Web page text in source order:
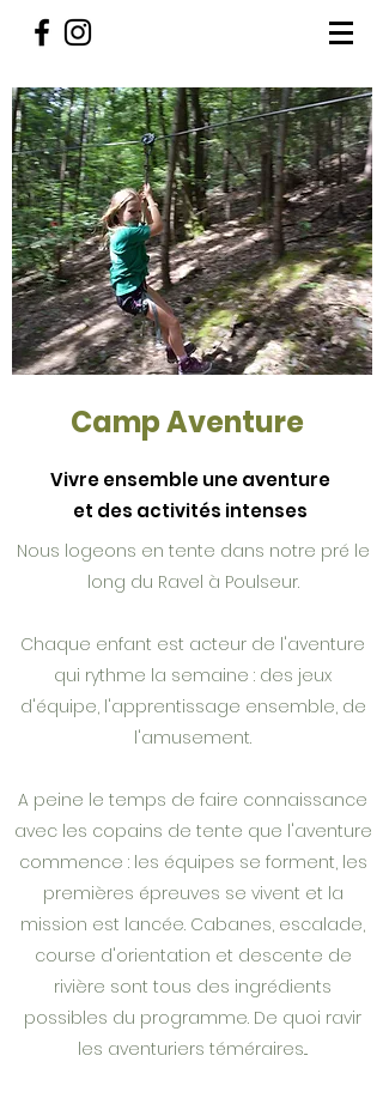
Camp Aventure
Vivre ensemble une aventure
et des activités intenses
Nous logeons en tente dans notre pré le
long du Ravel à Poulseur.
Chaque enfant est acteur de l'aventure
qui rythme la semaine : des jeux
d'équipe, l'apprentissage ensemble, de
l'amusement.
A peine le temps de faire connaissance
avec les copains de tente que l'aventure
commence : les équipes se forment, les
premières épreuves se vivent et la
mission est lancée. Cabanes, escalade,
course d'orientation et descente de
rivière sont tous des ingrédients
possibles du programme. De quoi ravir
les aventuriers téméraires...